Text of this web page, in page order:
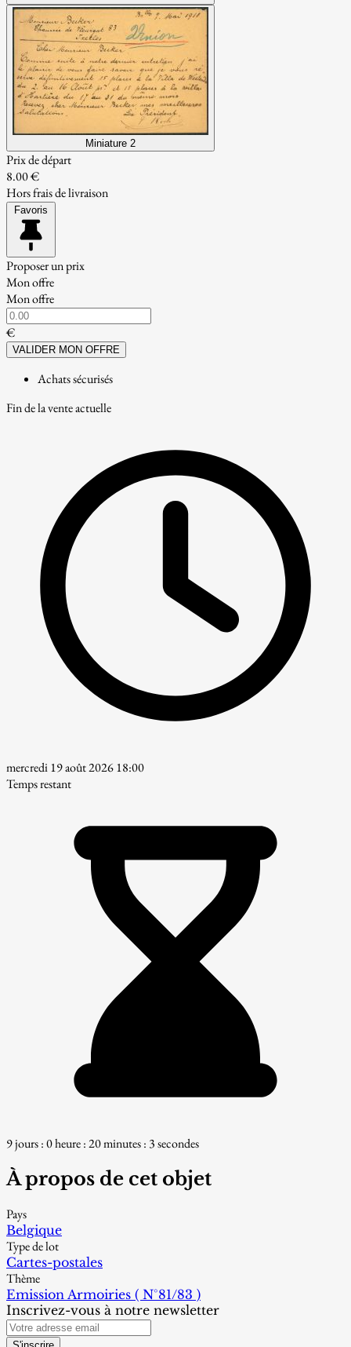
Miniature 2
Prix de départ
8.00 €
Hors frais de livraison
Favoris
Proposer un prix
Mon offre
Mon offre
€
VALIDER MON OFFRE
Achats sécurisés
Fin de la vente actuelle
mercredi 19 août 2026 18:00
Temps restant
9 jours : 0 heure : 20 minutes : 2 secondes
À propos de cet objet
Pays
Belgique
Type de lot
Cartes-postales
Thème
Emission Armoiries ( N°81/83 )
Inscrivez-vous à notre newsletter